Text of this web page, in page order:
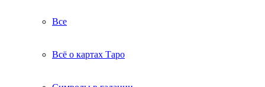
Все
Всё о картах Таро